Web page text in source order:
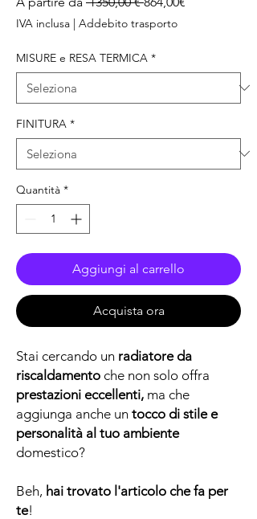
IVA inclusa | Addebito trasporto
MISURE e RESA TERMICA *
FINITURA *
Quantità *
Aggiungi al carrello
Acquista ora
Stai cercando un radiatore da
riscaldamento che non solo offra
prestazioni eccellenti, ma che
aggiunga anche un tocco di stile e
personalità al tuo ambiente
domestico?
Beh, hai trovato l'articolo che fa per
te!